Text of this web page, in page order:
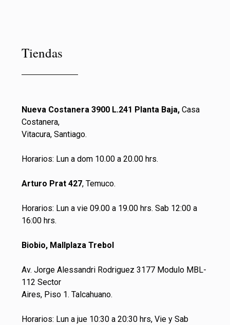
Tiendas
Nueva Costanera 3900 L.241 Planta Baja, Casa
Costanera,
Vitacura, Santiago.
Horarios: Lun a dom 10.00 a 20.00 hrs.
Arturo Prat 427, Temuco.
Horarios: Lun a vie 09.00 a 19.00 hrs. Sab 12:00 a
16:00 hrs.
Biobio, Mallplaza Trebol
Av. Jorge Alessandri Rodriguez 3177 Modulo MBL-
112 Sector
Aires, Piso 1. Talcahuano.
Horarios: Lun a jue 10:30 a 20:30 hrs, Vie y Sab